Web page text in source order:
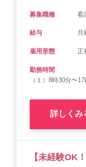
募集職種 看
給与 月
雇用形態 正
勤務時間
（１）8時30分〜
詳しくみ
【未経験OK